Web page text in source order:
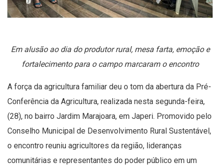
Em alusão ao dia do produtor rural, mesa farta, emoção e
fortalecimento para o campo marcaram o encontro
A força da agricultura familiar deu o tom da abertura da Pré-
Conferência da Agricultura, realizada nesta segunda-feira,
(28), no bairro Jardim Marajoara, em Japeri. Promovido pelo
Conselho Municipal de Desenvolvimento Rural Sustentável,
o encontro reuniu agricultores da região, lideranças
comunitárias e representantes do poder público em um